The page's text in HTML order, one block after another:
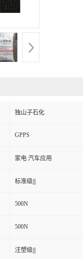
独山子石化
GPPS
家电 汽车应用
标准级|||
500N
500N